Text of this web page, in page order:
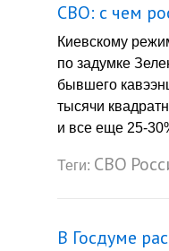
СВО: с чем
Киевскому
по задумке
бывшего
тысячи
и все еще 25-
Теги: СВО
В Госдуме